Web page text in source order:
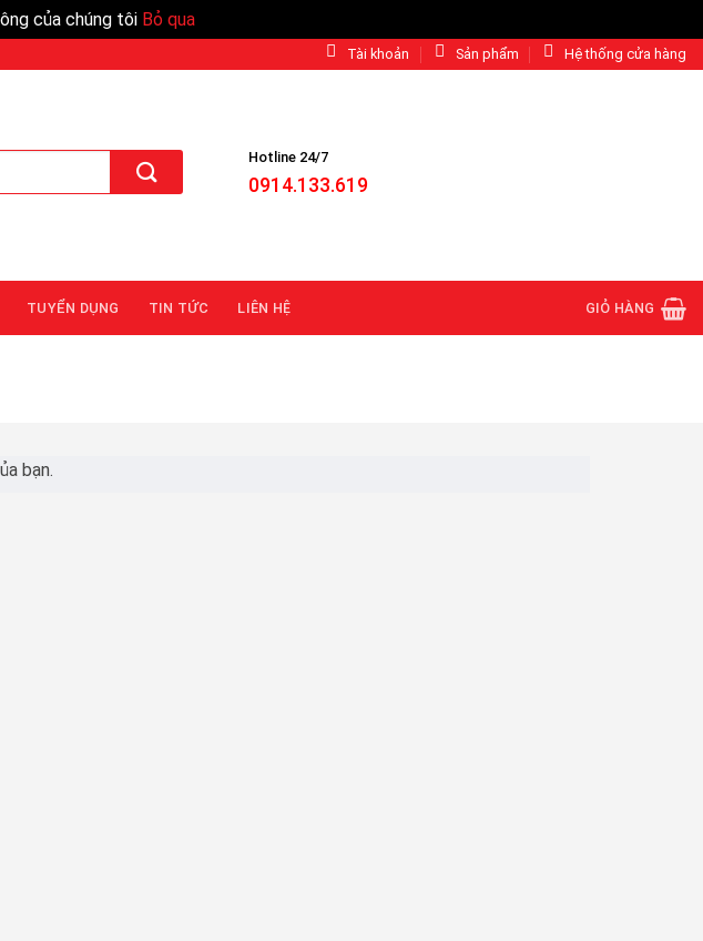
của chúng tôi Bỏ qua
Tài khoản Sản phẩm Hệ thống cửa hàng
Hotline 24/7
0914.133.619
TUYỂN DỤNG TIN TỨC LIÊN HỆ GIỎ HÀNG
bạn.